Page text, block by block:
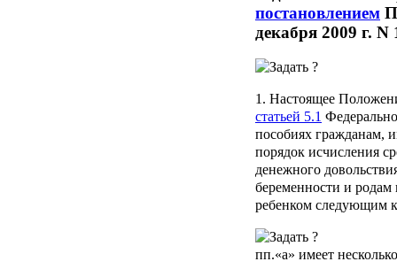
постановлением
декабря 2009 г. N
1. Настоящее
статьей 5.1
пособиях гражданам,
порядок исчисления
денежного
беременности и родам
ребенком следующим
пп.«а» имеет